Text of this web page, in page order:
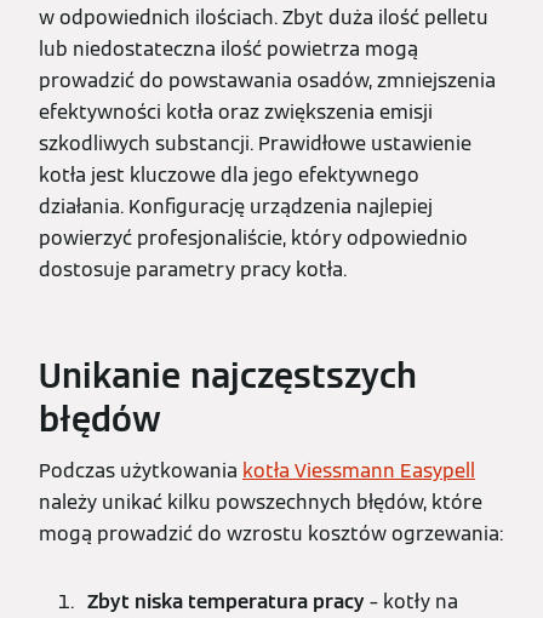
w odpowiednich ilościach. Zbyt duża ilość pelletu
lub niedostateczna ilość powietrza mogą
prowadzić do powstawania osadów, zmniejszenia
efektywności kotła oraz zwiększenia emisji
szkodliwych substancji. Prawidłowe ustawienie
kotła jest kluczowe dla jego efektywnego
działania. Konfigurację urządzenia najlepiej
powierzyć profesjonaliście, który odpowiednio
dostosuje parametry pracy kotła.
Unikanie najczęstszych
błędów
Podczas użytkowania kotła Viessmann Easypell
należy unikać kilku powszechnych błędów, które
mogą prowadzić do wzrostu kosztów ogrzewania:
Zbyt niska temperatura pracy– kotły na